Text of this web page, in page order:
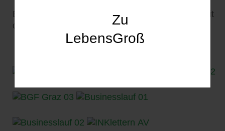
Einen Überblick unserer Aktivitäten bringen wir mit
der folgenden Fotogalerie.Zu
LebensGroß